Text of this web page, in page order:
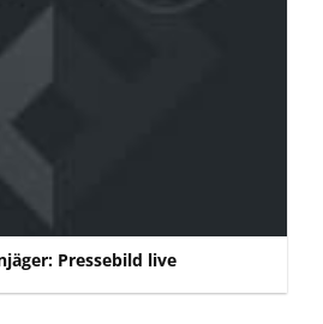
Pressebild live